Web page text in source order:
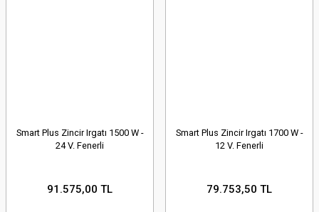
Smart Plus Zincir Irgatı 1500 W -
24 V. Fenerli
91.575,00 TL
Smart Plus Zincir Irgatı 1700 W -
12 V. Fenerli
79.753,50 TL